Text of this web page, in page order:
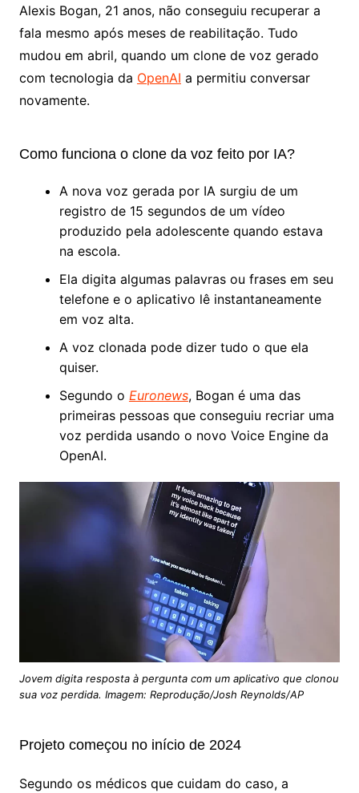
Alexis Bogan, 21 anos, não conseguiu recuperar a
fala mesmo após meses de reabilitação. Tudo
mudou em abril, quando um clone de voz gerado
com tecnologia da OpenAI a permitiu conversar
novamente.
Como funciona o clone da voz feito por IA?
A nova voz gerada por IA surgiu de um
registro de 15 segundos de um vídeo
produzido pela adolescente quando estava
na escola.
Ela digita algumas palavras ou frases em seu
telefone e o aplicativo lê instantaneamente
em voz alta.
A voz clonada pode dizer tudo o que ela
quiser.
Segundo o Euronews, Bogan é uma das
primeiras pessoas que conseguiu recriar uma
voz perdida usando o novo Voice Engine da
OpenAI.
Jovem digita resposta à pergunta com um aplicativo que clonou
sua voz perdida. Imagem: Reprodução/Josh Reynolds/AP
Projeto começou no início de 2024
Segundo os médicos que cuidam do caso, a